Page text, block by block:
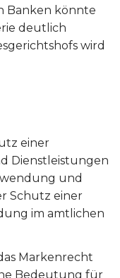
Banken könnte
deutlich
wird
einer
Dienstleistungen
und
Schutz einer
im amtlichen
Markenrecht
Bedeutung für